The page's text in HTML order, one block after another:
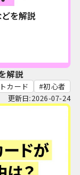
解説
カード
初心者
更新日:2026-07-24